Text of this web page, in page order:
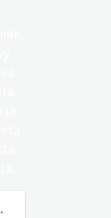
TIETOA